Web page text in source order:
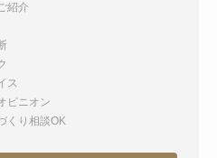
紹介
ス
ピニオン
くり相談OK